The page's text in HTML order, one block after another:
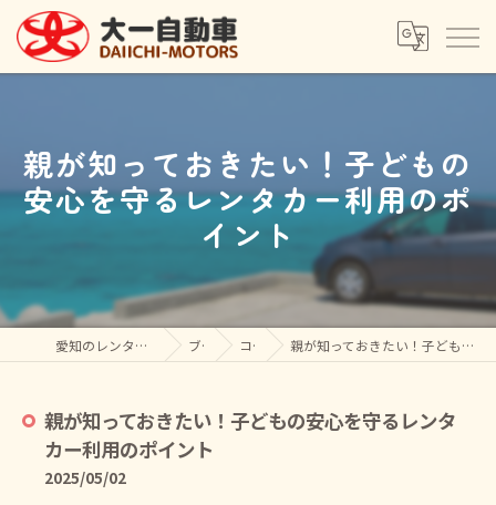
親が知っておきたい！子どもの
安心を守るレンタカー利用のポ
イント
愛知のレンタカーなら大一自動車(株) ブログ コラム 親が知っておきたい！子どもの安心を守るレンタカー利用のポイント
親が知っておきたい！子どもの安心を守るレンタ
カー利用のポイント
2025/05/02